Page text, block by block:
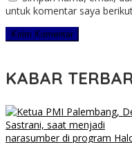
untuk komentar saya
KABAR